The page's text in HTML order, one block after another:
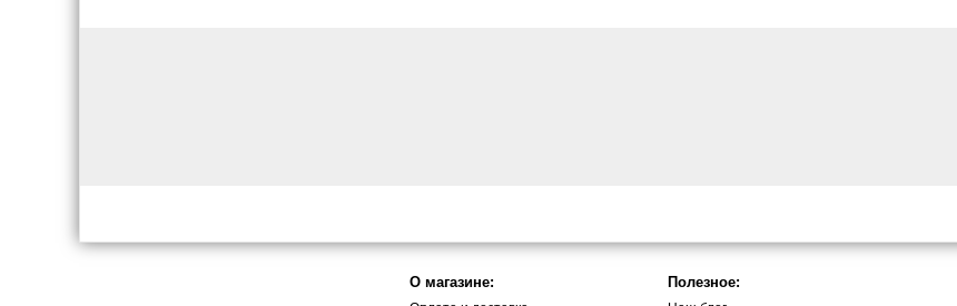
О магазине: Полезное: